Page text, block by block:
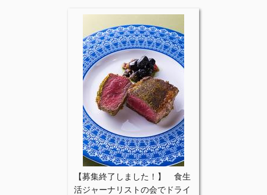
【募集終了しました！】 食生
活ジャーナリストの会でドライ